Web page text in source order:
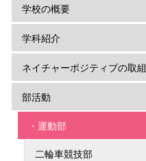
学校の概要
学科紹介
ネイチャーポジティブの取組
部活動
・運動部
二輪車競技部